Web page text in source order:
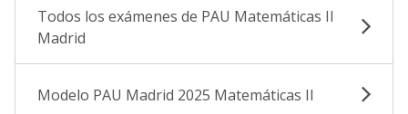
Todos los exámenes de PAU Matemáticas II
Madrid
Modelo PAU Madrid 2025 Matemáticas II